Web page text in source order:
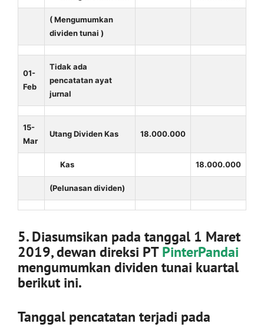
( Mengumumkan
dividen tunai )
01-
Feb
Tidak ada
pencatatan ayat
jurnal
15-
Mar
Utang Dividen Kas 18.000.000
Kas 18.000.000
(Pelunasan dividen)
5. Diasumsikan pada tanggal 1 Maret
2019, dewan direksi PTPinterPandai
mengumumkan dividen tunai kuartal
berikut ini.
Tanggal pencatatan terjadi pada